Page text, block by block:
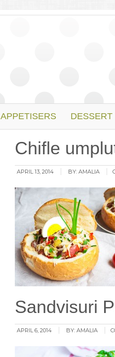
APPETISERS DESSERT
Chifle
APRIL 13, 2014 BY: AMALIA
Sandvisuri
APRIL 6, 2014 BY: AMALIA